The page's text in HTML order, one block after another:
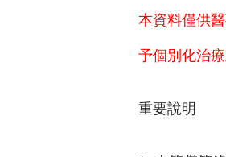
本資料僅供
予個別化治
重要說明